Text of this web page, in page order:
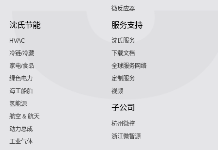
微反应器
沈氏节能
HVAC
冷链/冷藏
家电/食品
绿色电力
海工船舶
氢能源
航空 & 航天
动力总成
工业气体
服务支持
沈氏服务
下载文档
全球服务网络
定制服务
视频
子公司
杭州微控
浙江微智源